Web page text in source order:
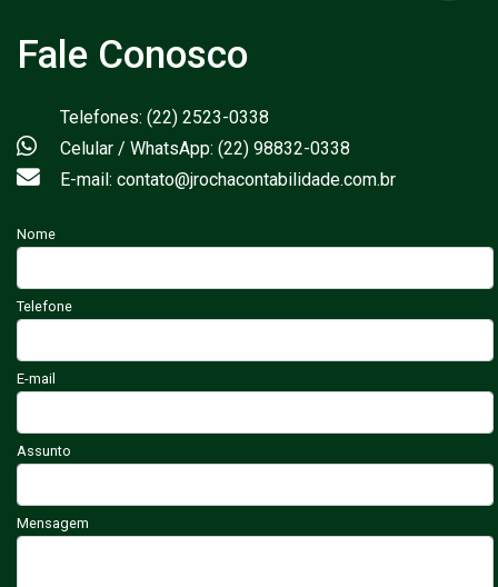
Fale Conosco
Telefones: (22) 2523-0338
Celular / WhatsApp: (22) 98832-0338
E-mail: contato@jrochacontabilidade.com.br
Nome
Telefone
E-mail
Assunto
Mensagem